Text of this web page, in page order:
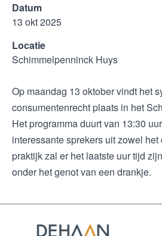
Datum
13 okt 2025
Locatie
Schimmelpenninck Huys
Op maandag 13 oktober vindt het
consumentenrecht plaats in het
Het programma duurt van 13:30
interessante sprekers uit zowel
praktijk zal er het laatste uur tijd
onder het genot van een drankje.